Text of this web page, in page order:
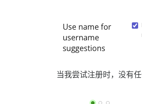
当我尝试注册时，没有任